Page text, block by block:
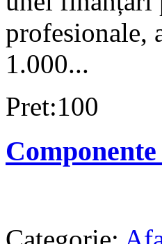
profesionale,
1.000...
Pret:100